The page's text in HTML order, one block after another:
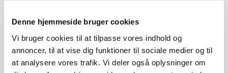
Denne hjemmeside bruger cookies
Vi bruger cookies til at tilpasse vores indhold og
annoncer, til at vise dig funktioner til sociale medier og til
at analysere vores trafik. Vi deler også oplysninger om
seneste årti samt på en kinesisk diplomatisk og
økonomisk offensiv i Arktis.
Som isen i Arktis smelter bliver naturressourcer og
sejlruter mere tilgængelige, og vilkårene for